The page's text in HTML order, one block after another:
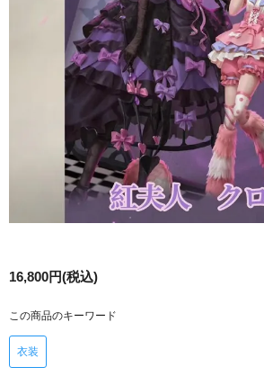
16,800円(税込)
この商品のキーワード
衣装